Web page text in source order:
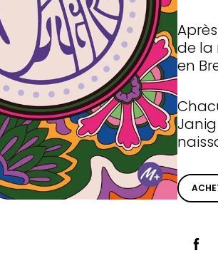
de la
en